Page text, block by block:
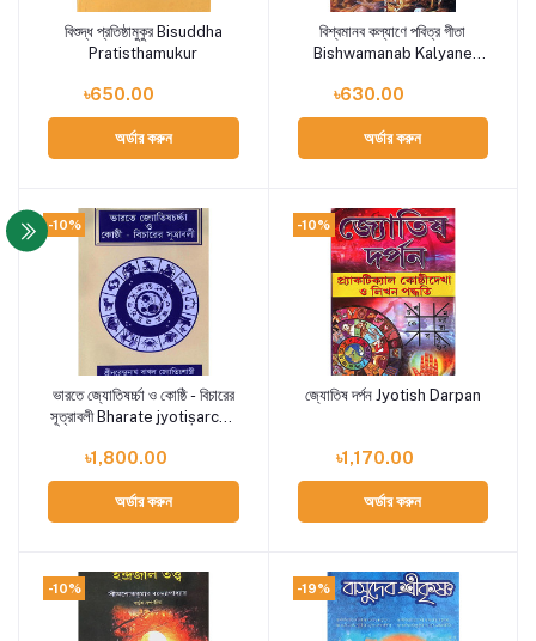
Add to cart
বিশুদ্ধ প্রতিষ্ঠামুকুর Bisuddha
Pratisthamukur
৳650.00
অর্ডার করুন
Add to cart
বিশ্বমানব কল্যাণে পবিত্র গীতা
Bishwamanab Kalyane
৳630.00
অর্ডার করুন
-10%
Add to cart
ভারতে জ্যোতিষর্চ্চা ও কোষ্ঠি - বিচারের
সূত্রাবলী Bharate jyotiṣarcca
৳1,800.00
অর্ডার করুন
-10%
Add to cart
জ্যোতিষ দর্পন Jyotish Darpan
৳1,170.00
অর্ডার করুন
-10% -19%